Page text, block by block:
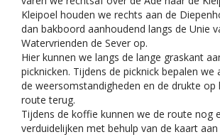
Kleipoel houden we rechts aan de
dan bakboord aanhoudend langs de Unie
Watervrienden de Sever op.
Hier kunnen we langs de lange graskant
picknicken. Tijdens de picknick bepalen we
de weersomstandigheden en de drukte op
route terug.
Tijdens de koffie kunnen we de route nog
verduidelijken met behulp van de kaart